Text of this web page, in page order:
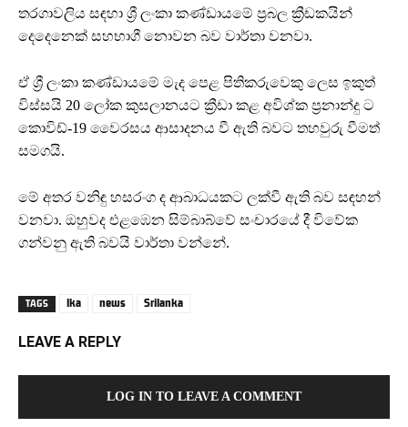
තරගාවලිය සඳහා ශ්‍රී ලංකා කණ්ඩායමේ ප්‍රබල ක්‍රීඩකයින්
දෙදෙනෙක් සහභාගී නොවන බව වාර්තා වනවා.
ඒ ශ්‍රී ලංකා කණ්ඩායමේ මැද පෙළ පිතිකරුවෙකු ලෙස ඉකුත්
විස්සයි 20 ලෝක කුසලානයට ක්‍රීඩා කළ අවිශ්ක ප්‍රනාන්දු ට
කොවිඩ්-19 වෛරසය ආසාදනය වී ඇති බවට තහවුරු වීමත්
සමගයි.
මේ අතර වනිඳු හසරංග ද ආබාධයකට ලක්වී ඇති බව සඳහන්
වනවා. ඔහුවද එළඹෙන සිම්බාබ්වේ සංචාරයේ දී විවේක
ගන්වනු ඇති බවයි වාර්තා වන්නේ.
TAGS lka news Srilanka
LEAVE A REPLY
LOG IN TO LEAVE A COMMENT